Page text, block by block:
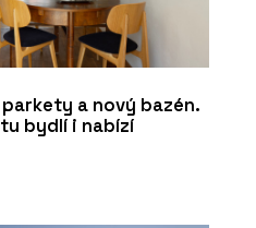
a nový bazén.
bydlí i nabízí